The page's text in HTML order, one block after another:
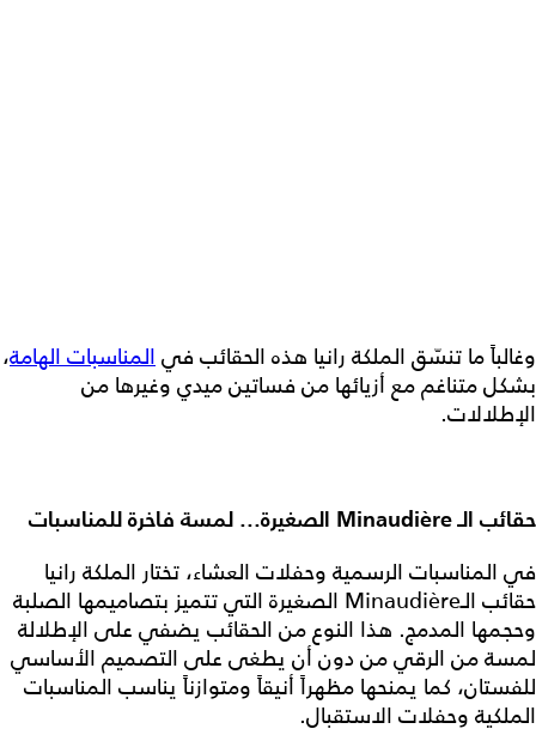
وغالباً ما تنسّق الملكة رانيا هذه الحقائب فيالمناسبات الهامة،
بشكل متناغم مع أزيائها من فساتين ميدي وغيرها من
الإطلالات.
حقائب الـ Minaudière الصغيرة... لمسة فاخرة للمناسبات
في المناسبات الرسمية وحفلات العشاء، تختار الملكة رانيا
حقائب الـMinaudière الصغيرة التي تتميز بتصاميمها الصلبة
وحجمها المدمج. هذا النوع من الحقائب يضفي على الإطلالة
لمسة من الرقي من دون أن يطغى على التصميم الأساسي
للفستان، كما يمنحها مظهراً أنيقاً ومتوازناً يناسب المناسبات
الملكية وحفلات الاستقبال.